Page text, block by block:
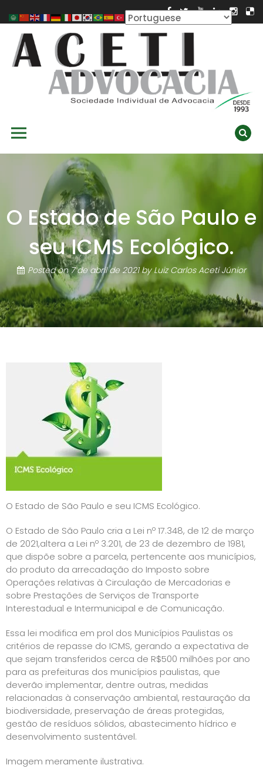
to
content
O Estado de São Paulo e
seu ICMS Ecológico.
Posted on7 de abril de 2021byLuiz Carlos Aceti Júnior
O Estado de São Paulo e seu ICMS Ecológico.
O Estado de São Paulo cria a Lei nº 17.348, de 12 de março
de 2021,altera a Lei nº 3.201, de 23 de dezembro de 1981,
que dispõe sobre a parcela, pertencente aos municípios,
do produto da arrecadação do Imposto sobre
Operações relativas à Circulação de Mercadorias e
sobre Prestações de Serviços de Transporte
Interestadual e Intermunicipal e de Comunicação.
Essa lei modifica em prol dos Municípios Paulistas os
critérios de repasse do ICMS, gerando a expectativa de
que sejam transferidos cerca de R$500 milhões por ano
para as prefeituras dos municípios paulistas, que
deverão implementar, dentre outras, medidas
relacionadas à conservação ambiental, restauração da
biodiversidade, preservação de áreas protegidas,
gestão de resíduos sólidos, abastecimento hídrico e
desenvolvimento sustentável.
Imagem meramente ilustrativa.